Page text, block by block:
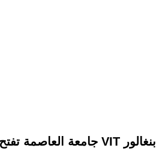
جامعة العاصمة تفتح أبواب الفرص للطلاب في البحرين بتعاون مع معهد VIT بنغالور